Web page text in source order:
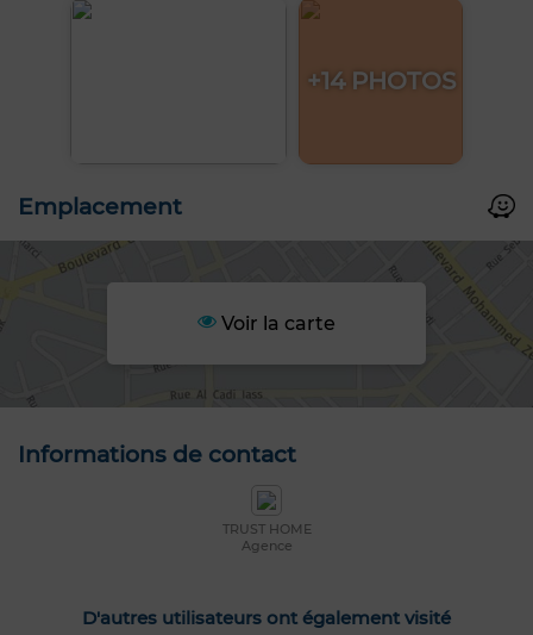
+14 PHOTOS
Emplacement
Voir la carte
Informations de contact
TRUST HOME
Agence
D'autres utilisateurs ont également visité